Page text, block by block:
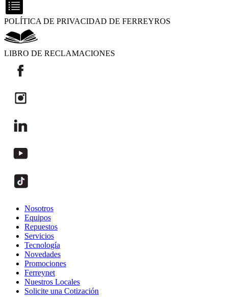
POLÍTICA DE PRIVACIDAD DE FERREYROS
LIBRO DE RECLAMACIONES
Nosotros
Equipos
Repuestos
Servicios
Tecnología
Novedades
Promociones
Ferreynet
Nuestros Locales
Solicite una Cotización